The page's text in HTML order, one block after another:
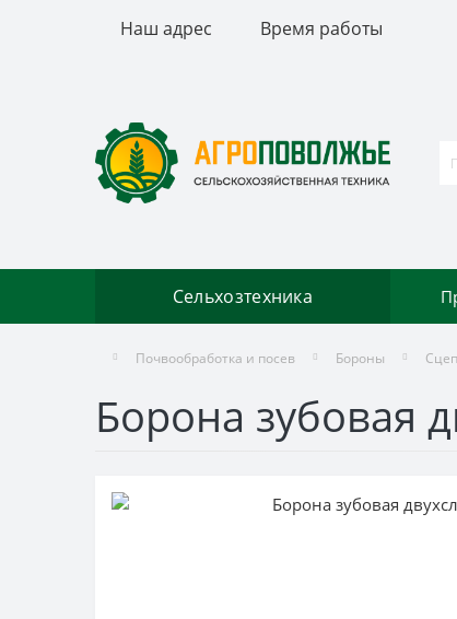
Наш адрес Время работы
Сельхозтехника
Почвообработка и посев Бороны
Борона зубовая